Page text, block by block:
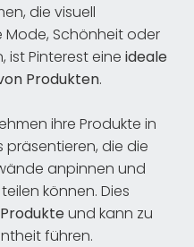
die visuell
Schönheit oder
ist Pinterest eine ideale
Produkten.
ihre Produkte in
präsentieren, die die
anpinnen und
können. Dies
und kann zu
führen.